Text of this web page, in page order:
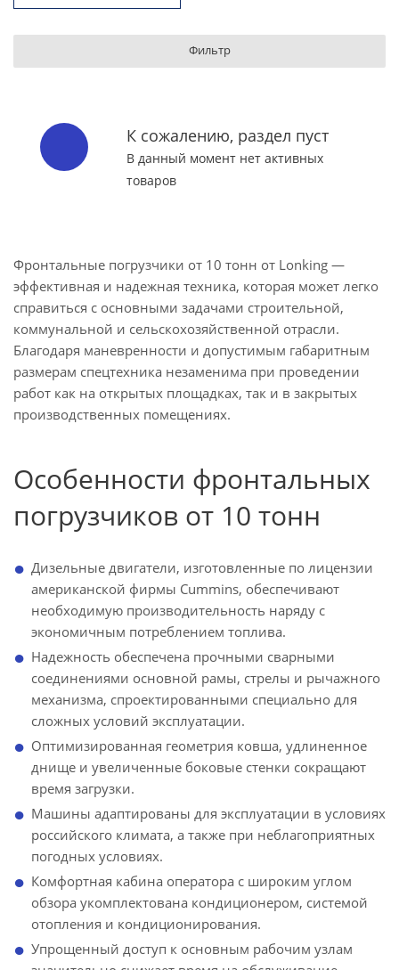
Фильтр
К сожалению, раздел пуст
В данный момент нет активных
товаров
Фронтальные погрузчики от 10 тонн от Lonking —
эффективная и надежная техника, которая может легко
справиться с основными задачами строительной,
коммунальной и сельскохозяйственной отрасли.
Благодаря маневренности и допустимым габаритным
размерам спецтехника незаменима при проведении
работ как на открытых площадках, так и в закрытых
производственных помещениях.
Особенности фронтальных
погрузчиков от 10 тонн
Дизельные двигатели, изготовленные по лицензии
американской фирмы Cummins, обеспечивают
необходимую производительность наряду с
экономичным потреблением топлива.
Надежность обеспечена прочными сварными
соединениями основной рамы, стрелы и рычажного
механизма, спроектированными специально для
сложных условий эксплуатации.
Оптимизированная геометрия ковша, удлиненное
днище и увеличенные боковые стенки сокращают
время загрузки.
Машины адаптированы для эксплуатации в условиях
российского климата, а также при неблагоприятных
погодных условиях.
Комфортная кабина оператора с широким углом
обзора укомплектована кондиционером, системой
отопления и кондиционирования.
Упрощенный доступ к основным рабочим узлам